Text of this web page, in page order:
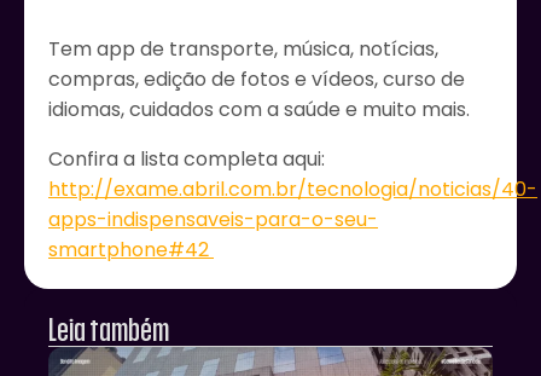
Tem app de transporte, música, notícias,
compras, edição de fotos e vídeos, curso de
idiomas, cuidados com a saúde e muito mais.
Confira a lista completa aqui:
http://exame.abril.com.br/tecnologia/noticias/40-
apps-indispensaveis-para-o-seu-
smartphone#42
Leia também